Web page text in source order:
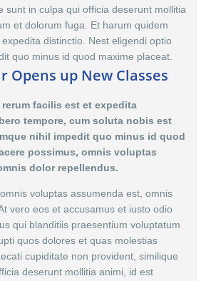
sunt in culpa qui officia deserunt mollitia
et dolorum fuga. Et harum quidem
distinctio. Nest eligendi optio
quo minus id quod maxime placeat.
Opens up New Classes
facilis est et expedita
tempore, cum soluta nobis est
nihil impedit quo minus id quod
possimus, omnis voluptas
dolor repellendus.
voluptas assumenda est, omnis
vero eos et accusamus et iusto odio
qui blanditiis praesentium voluptatum
quos dolores et quas molestias
cupiditate non provident, similique
deserunt mollitia animi, id est